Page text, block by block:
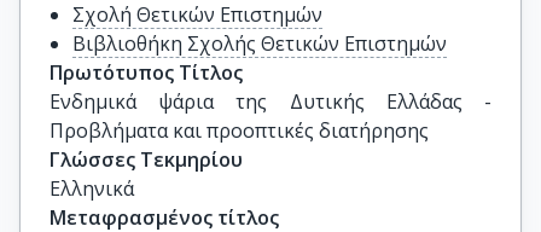
Σχολή Θετικών Επιστημών
Βιβλιοθήκη Σχολής Θετικών Επιστημών
Πρωτότυπος Τίτλος
Ενδημικά ψάρια της Δυτικής Ελλάδας -
Προβλήματα και προοπτικές διατήρησης
Γλώσσες Τεκμηρίου
Ελληνικά
Μεταφρασμένος τίτλος